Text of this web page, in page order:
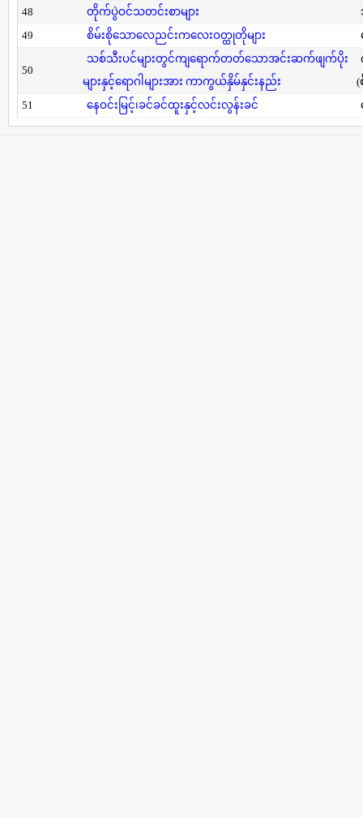
48 တိုက်ပွဲဝင်သတင်းစာများ
49
စိမ်းစိုသောလေညင်းကလေးဝတ္ထုတိုများ
50
သစ်သီးပင်များတွင်ကျရောက်တတ်သောအင်းဆက်ဖျက်ပိုး
များနှင့်ရောဂါများအား ကာကွယ်နှိမ်နှင်းနည်း
(
51
နေဝင်းမြင့်၊ခင်ခင်ထူးနှင့်လင်းလွန်းခင်